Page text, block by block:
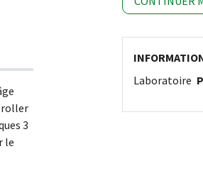
roller
3
le
Laboratoire